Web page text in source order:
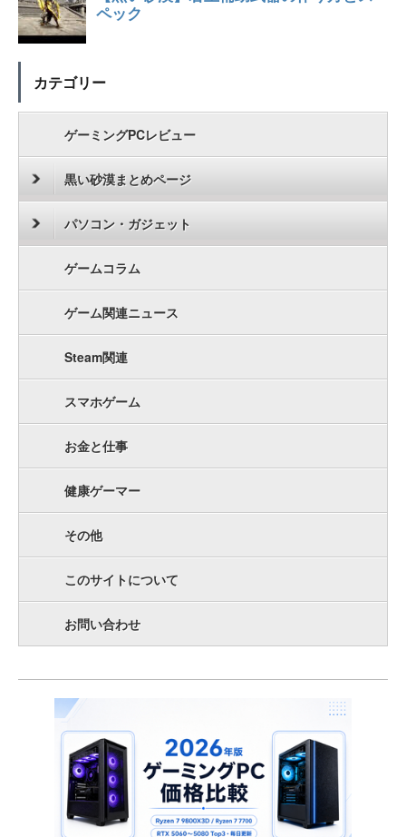
カテゴリー
ゲーミングPCレビュー
黒い砂漠まとめページ
パソコン・ガジェット
ゲームコラム
ゲーム関連ニュース
Steam関連
スマホゲーム
お金と仕事
健康ゲーマー
その他
このサイトについて
お問い合わせ